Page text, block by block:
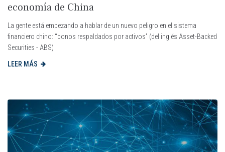
economía de China
La gente está empezando a hablar de un nuevo peligro en el sistema
financiero chino: “bonos respaldados por activos” (del inglés Asset-Backed
Securities - ABS)
LEER MÁS